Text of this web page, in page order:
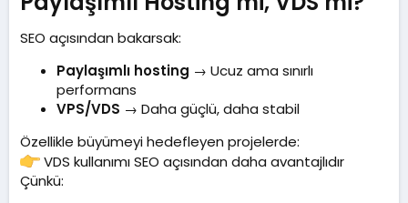
SEO açısından bakarsak:
Paylaşımlı hosting → Ucuz ama sınırlı
performans
VPS/VDS → Daha güçlü, daha stabil
Özellikle büyümeyi hedefleyen projelerde:
VDS kullanımı SEO açısından daha avantajlıdır
Çünkü: